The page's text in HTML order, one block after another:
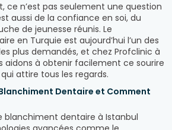
ce n’est pas seulement une question
aussi de la confiance en soi, du
de jeunesse réunis. Le
en Turquie est aujourd’hui l’un des
plus demandés, et chez Profclinic à
aidons à obtenir facilement ce sourire
attire tous les regards.
Dentaire et Comment
blanchiment dentaire à Istanbul